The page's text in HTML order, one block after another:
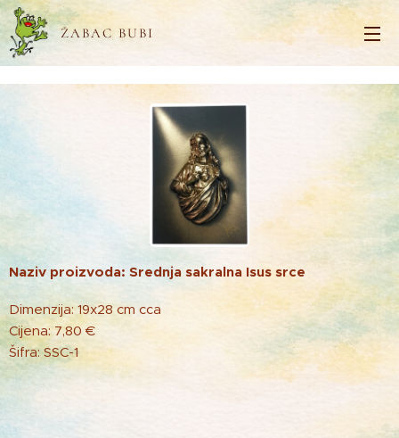
ŽABAC BUBI
Naziv proizvoda: Srednja sakralna Isus srce
Dimenzija: 19x28 cm cca
Cijena: 7,80 €
Šifra: SSC-1